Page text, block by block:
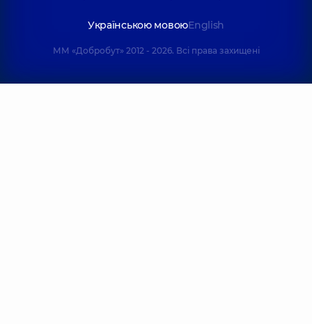
Українською мовоюEnglish
ММ «Добробут» 2012 - 2026. Всі права захищені